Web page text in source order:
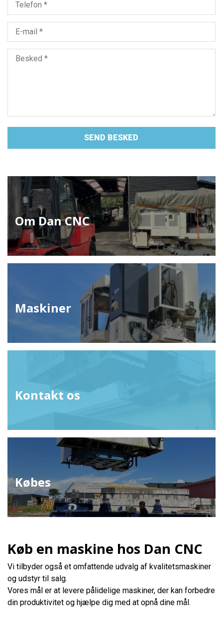
Om Dan CNC
Maskiner
Kontakt os
Købes
Køb en maskine hos Dan CNC
Vi tilbyder også et omfattende udvalg af kvalitetsmaskiner
og udstyr til salg.
Vores mål er at levere pålidelige maskiner, der kan forbedre
din produktivitet og hjælpe dig med at opnå dine mål.